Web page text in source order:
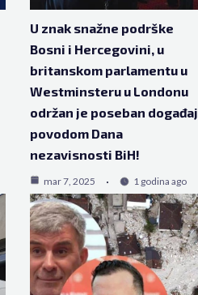
U znak snažne podrške
Bosni i Hercegovini, u
britanskom parlamentu u
Westminsteru u Londonu
održan je poseban događaj
povodom Dana
nezavisnosti BiH!
mar 7, 2025 1 godina ago